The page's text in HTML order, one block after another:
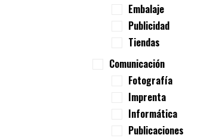
Embalaje
Publicidad
Tiendas
Comunicación
Fotografía
Imprenta
Informática
Publicaciones